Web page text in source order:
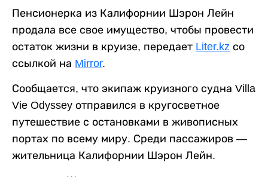
Пенсионерка из Калифорнии Шэрон Лейн
продала все свое имущество, чтобы провести
остаток жизни в круизе, передает Liter.kz со
ссылкой на Mirror.
Сообщается, что экипаж круизного судна Villa
Vie Odyssey отправился в кругосветное
путешествие с остановками в живописных
портах по всему миру. Среди пассажиров —
жительница Калифорнии Шэрон Лейн.